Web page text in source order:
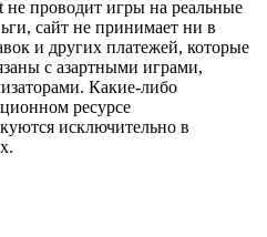
не проводит игры на реальные
сайт не принимает ни в
и других платежей, которые
с азартными играми,
Какие-либо
ресурсе
исключительно в